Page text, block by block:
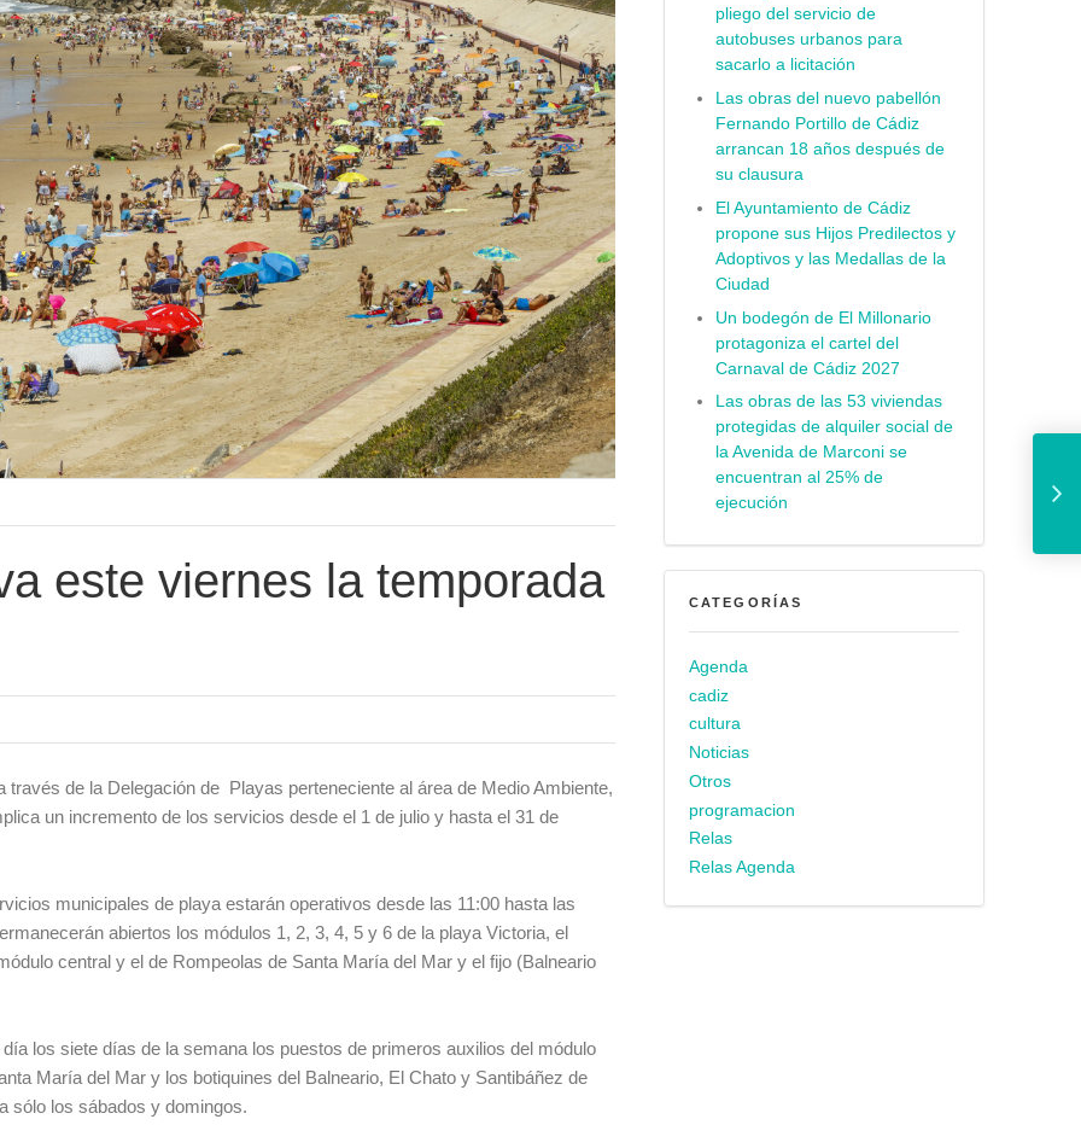
este viernes la temporada
través de la Delegación de Playas perteneciente al área de Medio Ambiente,
un incremento de los servicios desde el 1 de julio y hasta el 31 de
municipales de playa estarán operativos desde las 11:00 hasta las
abiertos los módulos 1, 2, 3, 4, 5 y 6 de la playa Victoria, el
central y el de Rompeolas de Santa María del Mar y el fijo (Balneario
los siete días de la semana los puestos de primeros auxilios del módulo
María del Mar y los botiquines del Balneario, El Chato y Santibáñez de
sólo los sábados y domingos.
pliego del servicio de
autobuses urbanos para
sacarlo a licitación
Las obras del nuevo pabellón
Fernando Portillo de Cádiz
arrancan 18 años después de
su clausura
El Ayuntamiento de Cádiz
propone sus Hijos Predilectos y
Adoptivos y las Medallas de la
Ciudad
Un bodegón de El Millonario
protagoniza el cartel del
Carnaval de Cádiz 2027
Las obras de las 53 viviendas
protegidas de alquiler social de
la Avenida de Marconi se
encuentran al 25% de
ejecución
CATEGORÍAS
Agenda
cadiz
cultura
Noticias
Otros
programacion
Relas
Relas Agenda